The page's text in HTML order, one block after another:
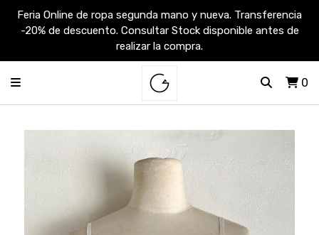
Feria Online de ropa segunda mano y nueva. Transferencia
-20% de descuento. Consultar Stock disponible antes de
realizar la compra.
0